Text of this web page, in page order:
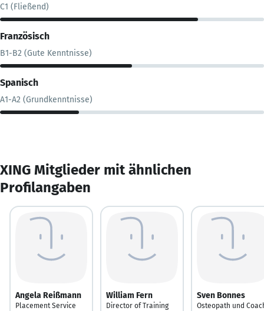
C1 (Fließend)
Französisch
B1-B2 (Gute Kenntnisse)
Spanisch
A1-A2 (Grundkenntnisse)
XING Mitglieder mit ähnlichen
Profilangaben
Angela Reißmann
Placement Service
William Fern
Director of Training
Sven Bonnes
Osteopath und